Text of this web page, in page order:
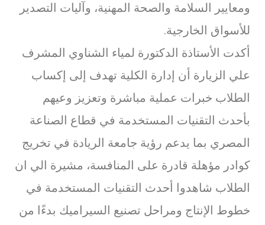
ومعايير السلامة والصحة المهنية، وآليات التصدير
للأسواق الخارجية.
أكدت الأستاذة الدكتورة لمياء الشناوي المشرف
علي الزيارة أن إدارة الكلية تهدف إلى إكساب
الطلاب خبرات عملية مباشرة وتعزيز وعيهم
بأحدث التقنيات المستخدمة في قطاع الصناعة
المصري بما يدعم رؤية جامعة الريادة في تخريج
كوادر مؤهلة قادرة على المنافسة، مشيرة الي ان
الطلاب شاهدوا أحدث التقنيات المستخدمة في
خطوط الإنتاج ومراحل تصنيع السيراميك بدءًا من